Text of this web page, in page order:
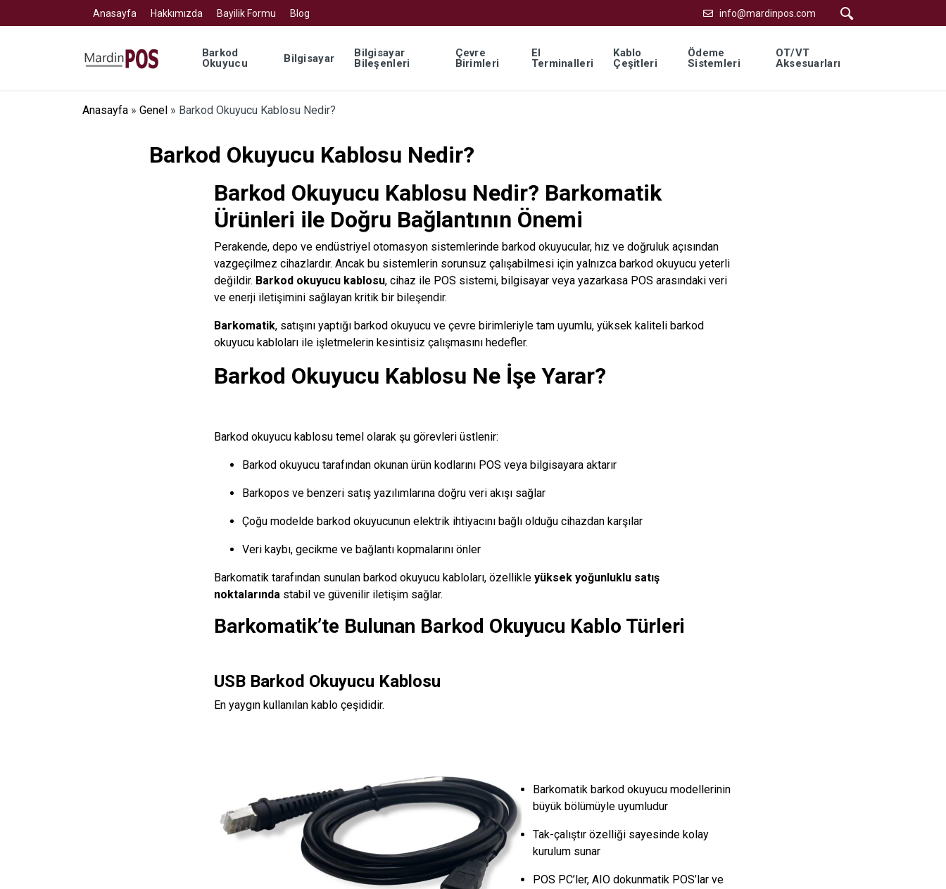
Anasayfa Hakkımızda Bayilik Formu Blog info@mardinpos.com
Barkod
Okuyucu
Bilgisayar
Bilgisayar
Bileşenleri
Çevre
Birimleri
El
Terminalleri
Kablo
Çeşitleri
Ödeme
Sistemleri
OT/VT
Aksesuarları
Anasayfa » Genel » Barkod Okuyucu Kablosu Nedir?
Barkod Okuyucu Kablosu Nedir?
Barkod Okuyucu Kablosu Nedir? Barkomatik
Ürünleri ile Doğru Bağlantının Önemi
Perakende, depo ve endüstriyel otomasyon sistemlerinde barkod okuyucular, hız ve doğruluk açısından
vazgeçilmez cihazlardır. Ancak bu sistemlerin sorunsuz çalışabilmesi için yalnızca barkod okuyucu yeterli
değildir. Barkod okuyucu kablosu, cihaz ile POS sistemi, bilgisayar veya yazarkasa POS arasındaki veri
ve enerji iletişimini sağlayan kritik bir bileşendir.
Barkomatik, satışını yaptığı barkod okuyucu ve çevre birimleriyle tam uyumlu, yüksek kaliteli barkod
okuyucu kabloları ile işletmelerin kesintisiz çalışmasını hedefler.
Barkod Okuyucu Kablosu Ne İşe Yarar?
Barkod okuyucu kablosu temel olarak şu görevleri üstlenir:
Barkod okuyucu tarafından okunan ürün kodlarını POS veya bilgisayara aktarır
Barkopos ve benzeri satış yazılımlarına doğru veri akışı sağlar
Çoğu modelde barkod okuyucunun elektrik ihtiyacını bağlı olduğu cihazdan karşılar
Veri kaybı, gecikme ve bağlantı kopmalarını önler
Barkomatik tarafından sunulan barkod okuyucu kabloları, özellikle yüksek yoğunluklu satış
noktalarındastabil ve güvenilir iletişim sağlar.
Barkomatik’te Bulunan Barkod Okuyucu Kablo Türleri
USB Barkod Okuyucu Kablosu
En yaygın kullanılan kablo çeşididir.
Barkomatik barkod okuyucu modellerinin
büyük bölümüyle uyumludur
Tak-çalıştır özelliği sayesinde kolay
kurulum sunar
POS PC’ler, AIO dokunmatik POS’lar ve